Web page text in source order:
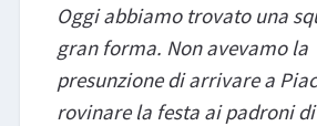
Oggi abbiamo trovato una
gran forma. Non avevamo la
presunzione di arrivare a
rovinare la festa ai padroni